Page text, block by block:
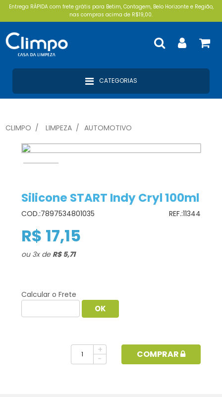
Entrega RÁPIDA com frete grátis para Betim, Contagem, Belo Horizonte e Região,
nas compras acima de R$19,00.
CATEGORIAS
CLIMPO LIMPEZA AUTOMOTIVO
Silicone START Indy Cryl 100ml
COD.:7897534801035 REF.:11344
R$ 17,15
ou 3xde R$ 5,71
Calcular o Frete
+
-
COMPRAR